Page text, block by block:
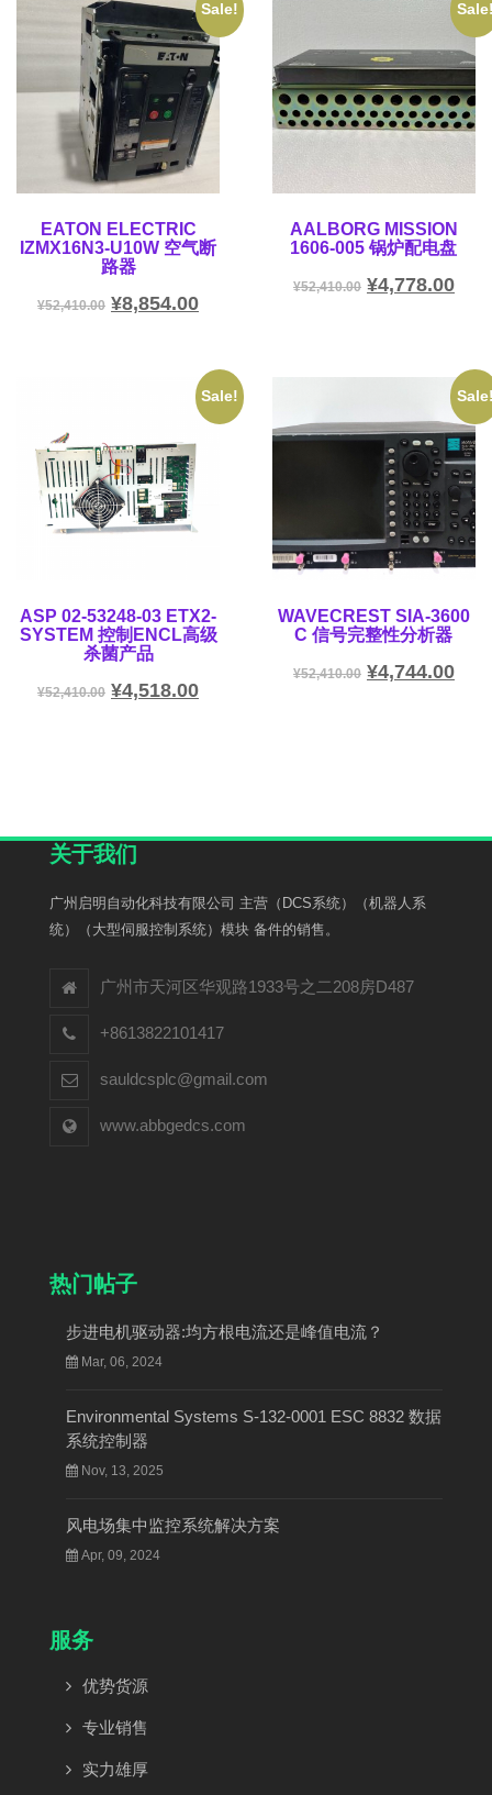
Sale!
EATON ELECTRIC
IZMX16N3-U10W 空气断
路器
¥52,410.00 ¥8,854.00
AALBORG MISSION
1606-005 锅炉配电盘
¥52,410.00 ¥4,778.00
Sale!
ASP 02-53248-03 ETX2-
SYSTEM 控制ENCL高级
杀菌产品
¥52,410.00 ¥4,518.00
WAVECREST SIA-3600
C 信号完整性分析器
¥52,410.00 ¥4,744.00
关于我们
广州启明自动化科技有限公司 主营（DCS系统）（机器人系
统）（大型伺服控制系统）模块 备件的销售。
广州市天河区华观路1933号之二208房D487
+8613822101417
sauldcsplc@gmail.com
www.abbgedcs.com
热门帖子
步进电机驱动器:均方根电流还是峰值电流？
Mar, 06, 2024
Environmental Systems S-132-0001 ESC 8832 数据
系统控制器
Nov, 13, 2025
风电场集中监控系统解决方案
Apr, 09, 2024
服务
优势货源
专业销售
实力雄厚